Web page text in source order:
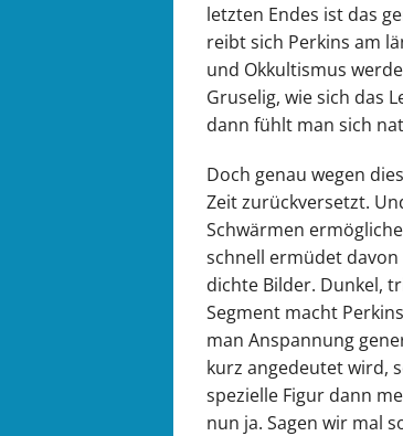
letzten Endes ist das
reibt sich Perkins am
und Okkultismus
Gruselig, wie sich das
dann fühlt man sich
Doch genau wegen
Zeit zurückversetzt.
Schwärmen
schnell ermüdet
dichte Bilder. Dunkel,
Segment macht
man Anspannung
kurz angedeutet wird,
spezielle Figur dann
nun ja. Sagen wir mal